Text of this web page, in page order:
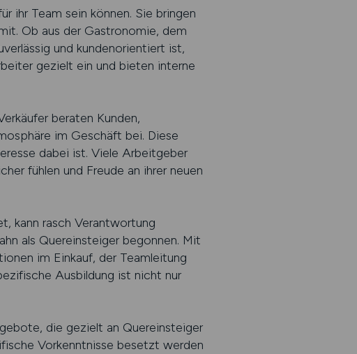
ihr Team sein können. Sie bringen
Ob aus der Gastronomie, dem
und kundenorientiert ist,
gezielt ein und bieten interne
beraten Kunden,
im Geschäft bei. Diese
dabei ist. Viele Arbeitgeber
fühlen und Freude an ihrer neuen
kann rasch Verantwortung
als Quereinsteiger begonnen. Mit
im Einkauf, der Teamleitung
Ausbildung ist nicht nur
die gezielt an Quereinsteiger
Vorkenntnisse besetzt werden